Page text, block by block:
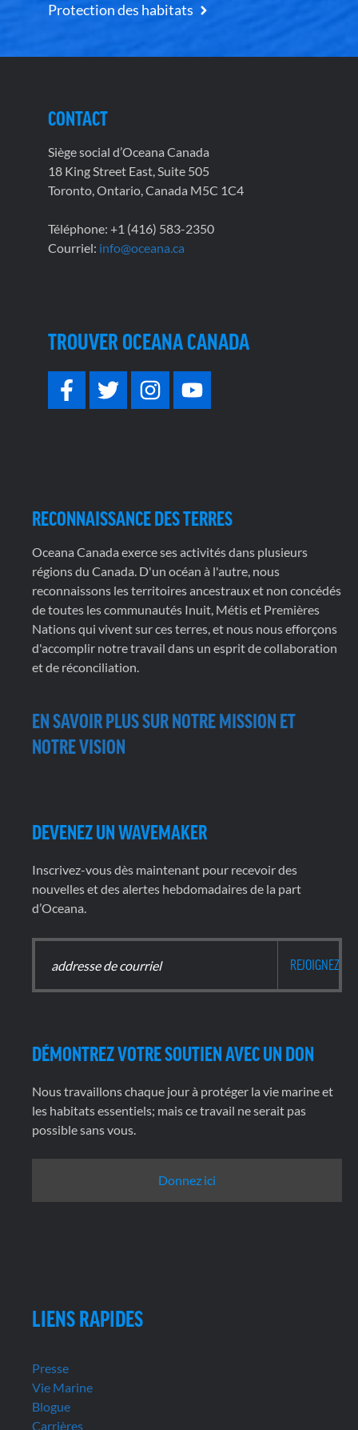
Protection des habitats
CONTACT
Siège social d’Oceana Canada
18 King Street East, Suite 505
Toronto, Ontario, Canada M5C 1C4
Téléphone: +1 (416) 583-2350
Courriel: info@oceana.ca
TROUVER OCEANA CANADA
RECONNAISSANCE DES TERRES
Oceana Canada exerce ses activités dans plusieurs
régions du Canada. D'un océan à l'autre, nous
reconnaissons les territoires ancestraux et non concédés
de toutes les communautés Inuit, Métis et Premières
Nations qui vivent sur ces terres, et nous nous efforçons
d'accomplir notre travail dans un esprit de collaboration
et de réconciliation.
EN SAVOIR PLUS SUR NOTRE MISSION ET
NOTRE VISION
DEVENEZ UN WAVEMAKER
Inscrivez-vous dès maintenant pour recevoir des
nouvelles et des alertes hebdomadaires de la part
d’Oceana.
DÉMONTREZ VOTRE SOUTIEN AVEC UN DON
Nous travaillons chaque jour à protéger la vie marine et
les habitats essentiels; mais ce travail ne serait pas
possible sans vous.
Donnez ici
LIENS RAPIDES
Presse
Vie Marine
Blogue
Carrières